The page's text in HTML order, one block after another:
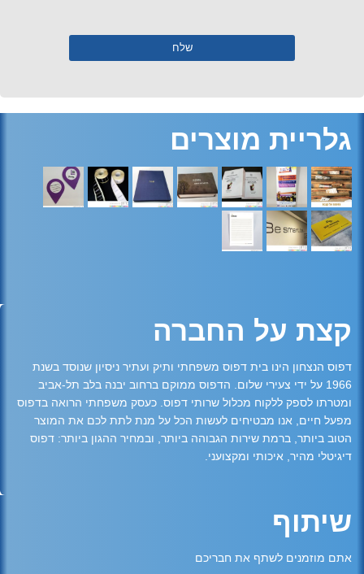
גלריית מוצרים
קצת על החברה
דפוס הנצחון הינו בית דפוס משפחתי ותיק ועתיר ניסיון שנוסד בשנת
1966 על ידי צעירי שלום. הדפוס ממוקם ברחוב יבנה בלב תל-אביב
ומטרתו לספק ללקוח מכלול שרותי דפוס. כעסק משפחתי הרואה בדפוס
מפעל חיים, אנו מבטיחים לעשות הכל על מנת לתת לכם את המוצר
הטוב ביותר, ברמת שירות הגבוהה ביותר, ובמחיר ההגון ביותר: דפוס
דיגיטלי מהיר, איכותי ומקצועני.
שיתוף
אתם מוזמנים לשתף את חבריכם